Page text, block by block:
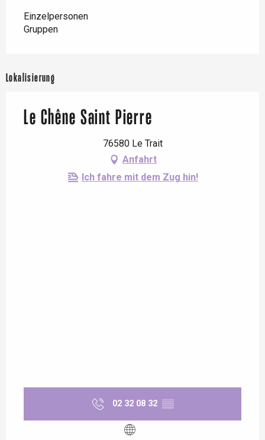
Einzelpersonen
Gruppen
Lokalisierung
Le Chêne Saint Pierre
76580 Le Trait
Anfahrt
Ich fahre mit dem Zug hin!
02 32 08 32 ▒▒